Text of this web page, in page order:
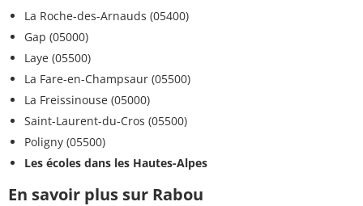
La Roche-des-Arnauds (05400)
Gap (05000)
Laye (05500)
La Fare-en-Champsaur (05500)
La Freissinouse (05000)
Saint-Laurent-du-Cros (05500)
Poligny (05500)
Les écoles dans les Hautes-Alpes
En savoir plus sur Rabou